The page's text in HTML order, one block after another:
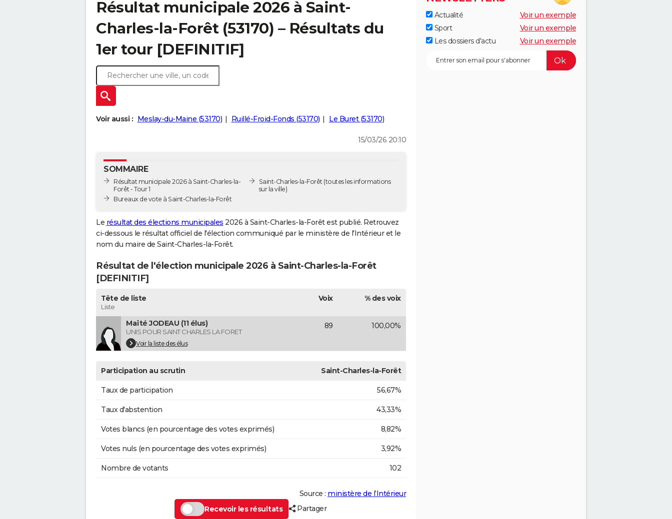
Résultat municipale 2026 à Saint-
Charles-la-Forêt (53170) – Résultats du
1er tour [DEFINITIF]
Voir aussi : Meslay-du-Maine (53170) Ruillé-Froid-Fonds (53170) Le Buret (53170)
15/03/26 20:10
SOMMAIRE
Résultat municipale 2026 à Saint-Charles-la-
Forêt - Tour 1
Bureaux de vote à Saint-Charles-la-Forêt
Saint-Charles-la-Forêt (toutes les informations
sur la ville)
Le résultat des élections municipales 2026 à Saint-Charles-la-Forêt est publié. Retrouvez
ci-dessous le résultat officiel de l'élection communiqué par le ministère de l'Intérieur et le
nom du maire de Saint-Charles-la-Forêt.
Résultat de l'élection municipale 2026 à Saint-Charles-la-Forêt
[DEFINITIF]
Tête de liste
Liste
Voix % des voix
Maïté JODEAU (11 élus)
UNIS POUR SAINT CHARLES LA FORET
Voir la liste des élus
89 100,00%
Participation au scrutin Saint-Charles-la-Forêt
Taux de participation 56,67%
Taux d'abstention 43,33%
Votes blancs (en pourcentage des votes exprimés) 8,82%
Votes nuls (en pourcentage des votes exprimés) 3,92%
Nombre de votants 102
Source : ministère de l’Intérieur
Recevoir les résultats
Partager
Actualité
Voir un exemple
Sport
Voir un exemple
Les dossiers d'actu
Voir un exemple